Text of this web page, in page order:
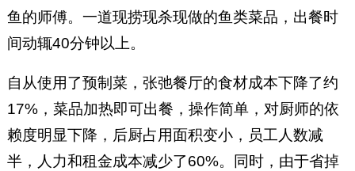
鱼的师傅。一道现捞现杀现做的鱼类菜品，出餐时
间动辄40分钟以上。
自从使用了预制菜，张弛餐厅的食材成本下降了约
17%，菜品加热即可出餐，操作简单，对厨师的依
赖度明显下降，后厨占用面积变小，员工人数减
半，人力和租金成本减少了60%。同时，由于省掉